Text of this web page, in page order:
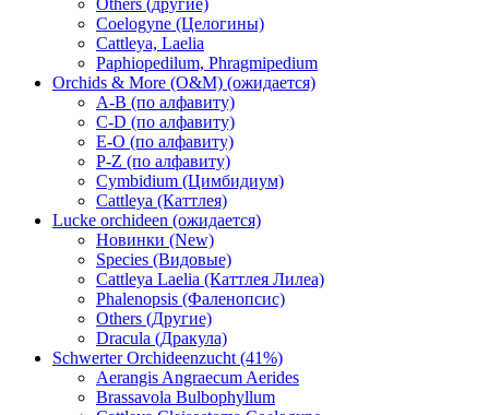
Others (другие)
Coelogyne (Целогины)
Cattleya, Laelia
Paphiopedilum, Phragmipedium
Orchids & More (O&M) (ожидается)
A-B (по алфавиту)
C-D (по алфавиту)
E-O (по алфавиту)
P-Z (по алфавиту)
Cymbidium (Цимбидиум)
Cattleya (Каттлея)
Lucke orchideen (ожидается)
Новинки (New)
Species (Видовые)
Cattleya Laelia (Каттлея Лилеа)
Phalenopsis (Фаленопсис)
Others (Другие)
Dracula (Дракула)
Schwerter Orchideenzucht (41%)
Aerangis Angraecum Aerides
Brassavola Bulbophyllum